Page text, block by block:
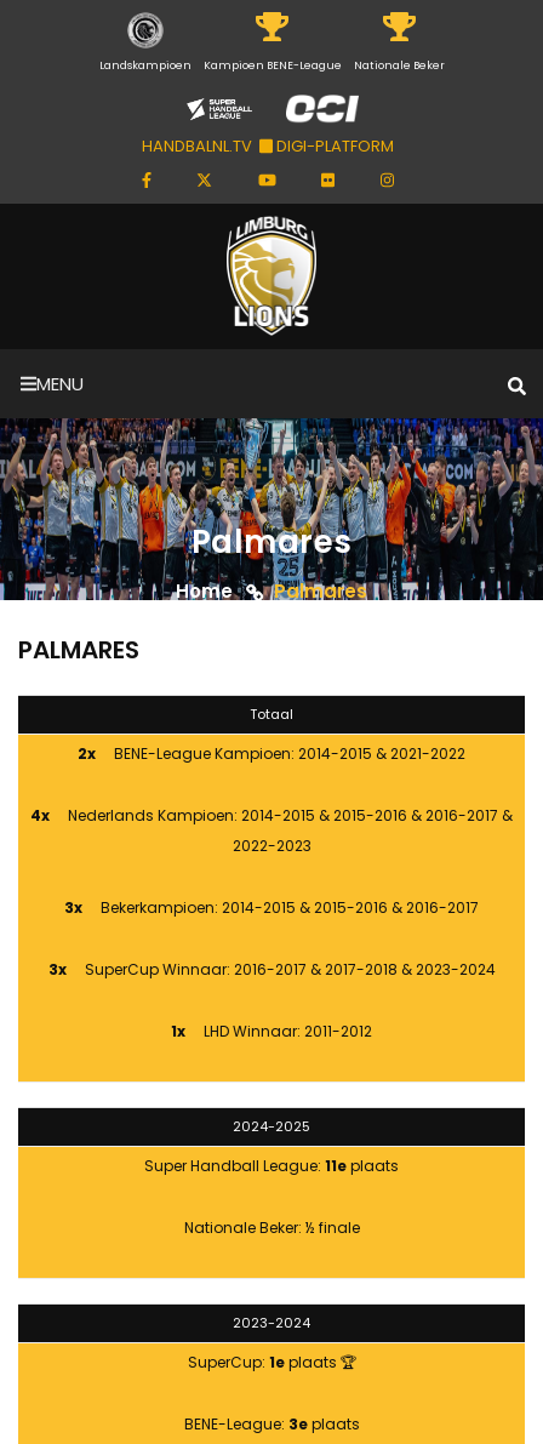
Landskampioen Kampioen BENE-League Nationale Beker
HANDBALNL.TV DIGI-PLATFORM
MENU
Palmares
Home Palmares
PALMARES
Totaal
2x BENE-League Kampioen: 2014-2015 & 2021-2022
4x Nederlands Kampioen: 2014-2015 & 2015-2016 & 2016-2017 &
2022-2023
3x Bekerkampioen: 2014-2015 & 2015-2016 & 2016-2017
3x SuperCup Winnaar: 2016-2017 & 2017-2018 & 2023-2024
1x LHD Winnaar: 2011-2012
2024-2025
Super Handball League: 11eplaats
Nationale Beker: ½ finale
2023-2024
SuperCup: 1eplaats 🏆
BENE-League: 3eplaats